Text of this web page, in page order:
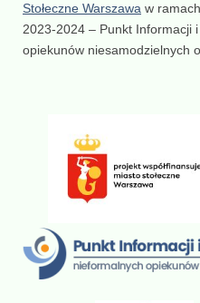
Stołeczne Warszawa w
2023-2024 – Punkt Informacji
opiekunów niesamodzielnych